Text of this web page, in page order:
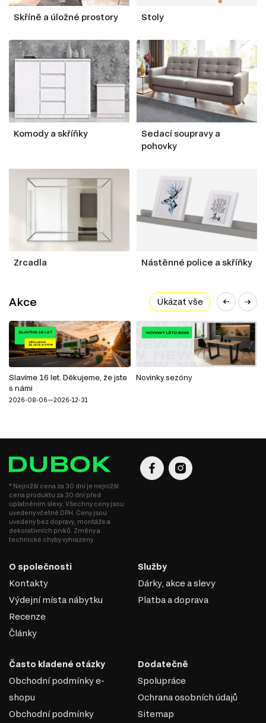
Skříně a úložné prostory Stoly
Komody a skříňky
Sedací soupravy a
pohovky
Zrcadla Nástěnné police a skříňky
Akce Ukázat vše
Slavíme 16 let. Děkujeme, že jste
s námi
2026-08-06—2026-12-31
Novinky sezóny
* Nejnižší cena za 30 dní je nejnižší
cena produktu za 30 dní před
uplatněním slevy. Všechny ceny jsou
uvedeny včetně DPH. Ceny jsou
uvedeny bez dopravy, montáže a
dekorativních prvků. Změny a
technické chyby vyhrazeny.
O společnosti
Kontakty
Výdejní místa nábytku
Recenze
Články
Služby
Dárky, akce a slevy
Platba a doprava
Často kladené otázky
Obchodní podmínky e-
shopu
Obchodní podmínky
Dodatečně
Spolupráce
Ochrana osobních údajů
Sitemap